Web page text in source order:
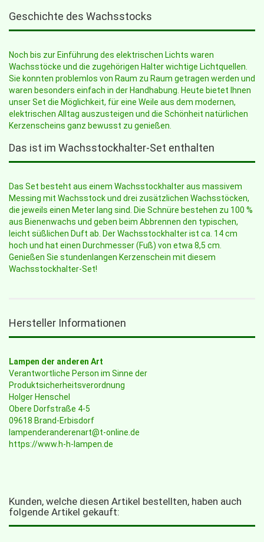
Geschichte des Wachsstocks
Noch bis zur Einführung des elektrischen Lichts waren
Wachsstöcke und die zugehörigen Halter wichtige Lichtquellen.
Sie konnten problemlos von Raum zu Raum getragen werden und
waren besonders einfach in der Handhabung. Heute bietet Ihnen
unser Set die Möglichkeit, für eine Weile aus dem modernen,
elektrischen Alltag auszusteigen und die Schönheit natürlichen
Kerzenscheins ganz bewusst zu genießen.
Das ist im Wachsstockhalter-Set enthalten
Das Set besteht aus einem Wachsstockhalter aus massivem
Messing mit Wachsstock und drei zusätzlichen Wachsstöcken,
die jeweils einen Meter lang sind. Die Schnüre bestehen zu 100 %
aus Bienenwachs und geben beim Abbrennen den typischen,
leicht süßlichen Duft ab. Der Wachsstockhalter ist ca. 14 cm
hoch und hat einen Durchmesser (Fuß) von etwa 8,5 cm.
Genießen Sie stundenlangen Kerzenschein mit diesem
Wachsstockhalter-Set!
Hersteller Informationen
Lampen der anderen Art
Verantwortliche Person im Sinne der
Produktsicherheitsverordnung
Holger Henschel
Obere Dorfstraße 4-5
09618 Brand-Erbisdorf
lampenderanderenart@t-online.de
https://www.h-h-lampen.de
Kunden, welche diesen Artikel bestellten, haben auch
folgende Artikel gekauft: